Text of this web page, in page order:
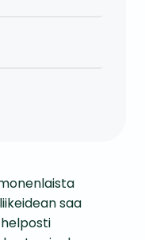
saa